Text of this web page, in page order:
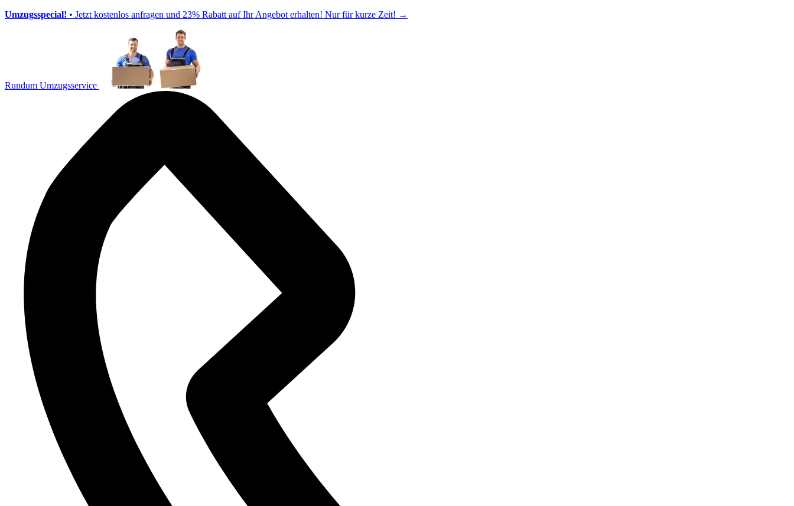
Umzugsspecial! • Jetzt kostenlos anfragen und 23% Rabatt auf Ihr Angebot erhalten! Nur für kurze Zeit! →
Rundum Umzugsservice